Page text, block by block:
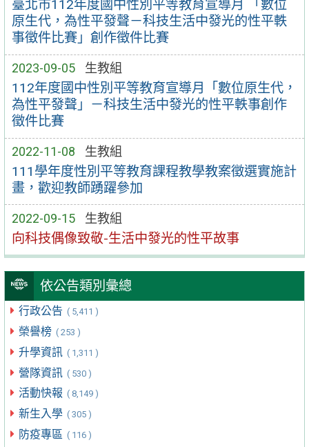
臺北市112年度國中性別平等教育宣導月 「數位
原生代，為性平發聲－科技生活中發光的性平軼
事徵件比賽」創作徵件比賽
2023-09-05 生教組
112年度國中性別平等教育宣導月「數位原生代，
為性平發聲」－科技生活中發光的性平軼事創作
徵件比賽
2022-11-08 生教組
111學年度性別平等教育課程教學教案徵選實施計
畫，歡迎教師踴躍參加
2022-09-15 生教組
向科技偶像致敬-生活中發光的性平故事
依公告類別彙總
行政公告 ( 5,411 )
榮譽榜 ( 253 )
升學資訊 ( 1,311 )
營隊資訊 ( 530 )
活動快報 ( 8,149 )
新生入學 ( 305 )
防疫專區 ( 116 )